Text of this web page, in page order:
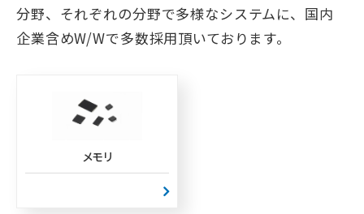
分野、それぞれの分野で多様なシステムに、国内
企業含めW/Wで多数採用頂いております。
メモリ